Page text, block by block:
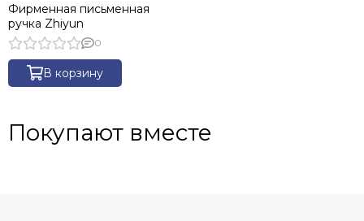
Фирменная письменная
ручка Zhiyun
0
В корзину
Покупают вместе